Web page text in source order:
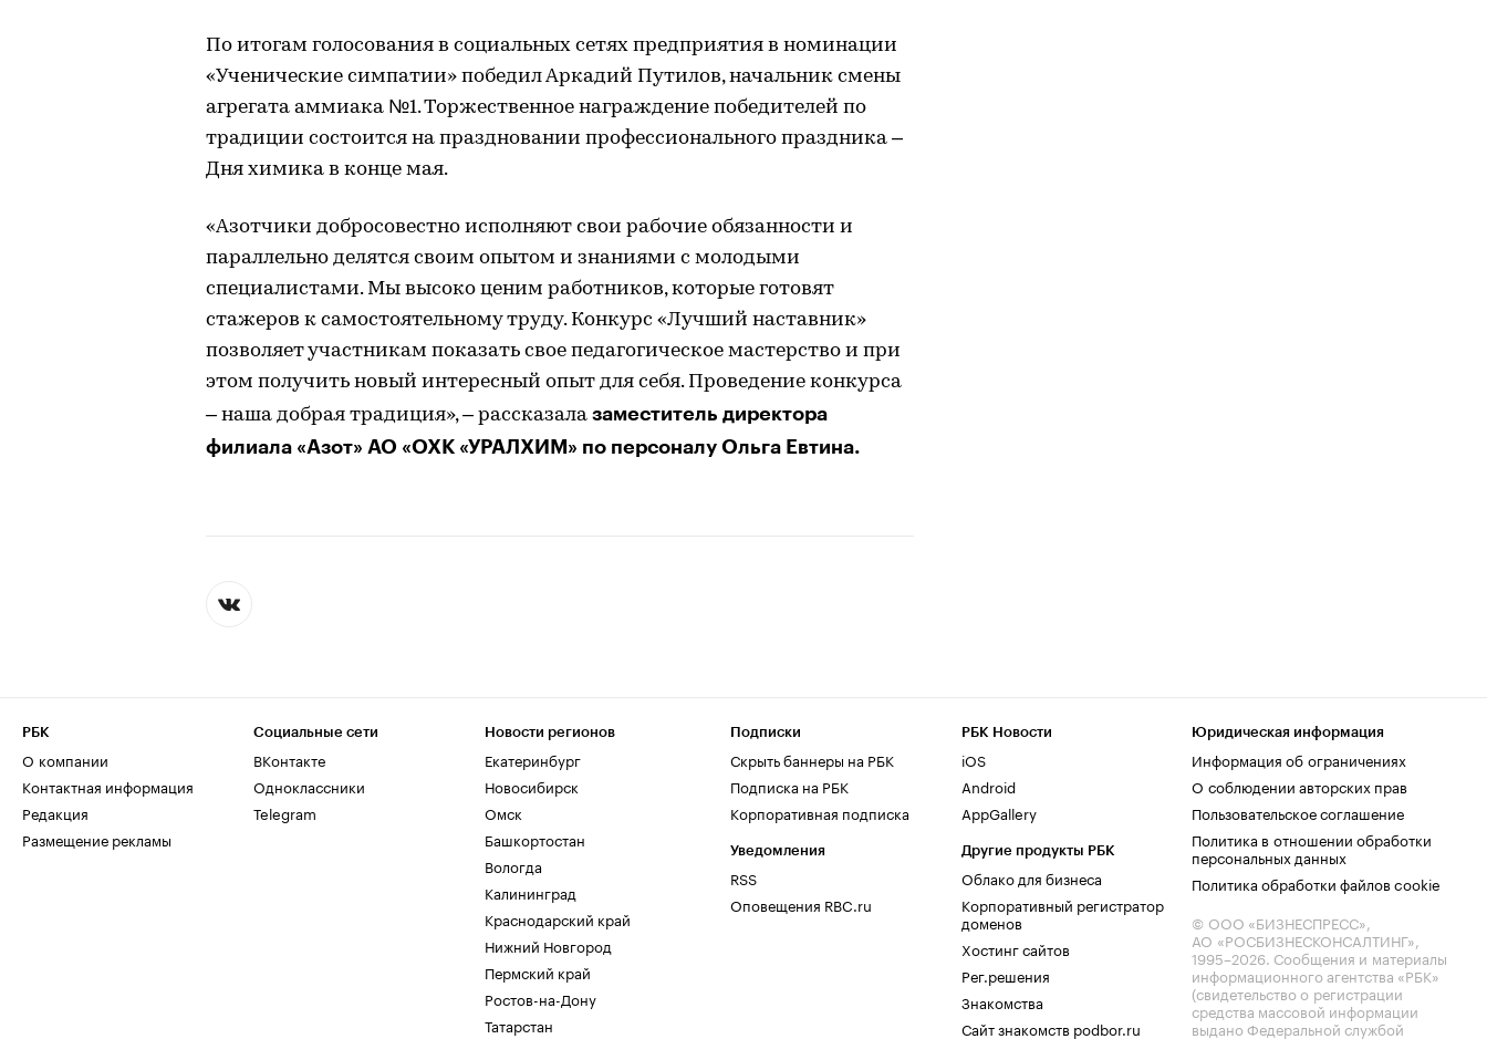
По итогам голосования в социальных сетях предприятия в номинации
«Ученические симпатии» победил Аркадий Путилов, начальник смены
агрегата аммиака №1. Торжественное награждение победителей по
традиции состоится на праздновании профессионального праздника –
Дня химика в конце мая.
«Азотчики добросовестно исполняют свои рабочие обязанности и
параллельно делятся своим опытом и знаниями с молодыми
специалистами. Мы высоко ценим работников, которые готовят
стажеров к самостоятельному труду. Конкурс «Лучший наставник»
позволяет участникам показать свое педагогическое мастерство и при
этом получить новый интересный опыт для себя. Проведение конкурса
– наша добрая традиция», – рассказала заместитель директора
филиала «Азот» АО «ОХК «УРАЛХИМ» по персоналу Ольга Евтина.
РБК
О компании
Контактная информация
Редакция
Размещение рекламы
Социальные сети
ВКонтакте
Одноклассники
Telegram
Новости регионов
Екатеринбург
Новосибирск
Омск
Башкортостан
Вологда
Калининград
Краснодарский край
Нижний Новгород
Пермский край
Ростов-на-Дону
Татарстан
Подписки
Скрыть баннеры на РБК
Подписка на РБК
Корпоративная подписка
Уведомления
RSS
Оповещения RBC.ru
РБК Новости
iOS
Android
AppGallery
Другие продукты РБК
Облако для бизнеса
Корпоративный регистратор
доменов
Хостинг сайтов
Рег.решения
Знакомства
Сайт знакомств podbor.ru
Юридическая информация
Информация об ограничениях
О соблюдении авторских прав
Пользовательское соглашение
Политика в отношении обработки
персональных данных
Политика обработки файлов cookie
© ООО «БИЗНЕСПРЕСС»,
АО «РОСБИЗНЕСКОНСАЛТИНГ»,
1995–2026. Сообщения и материалы
информационного агентства «РБК»
(свидетельство о регистрации
средства массовой информации
выдано Федеральной службой